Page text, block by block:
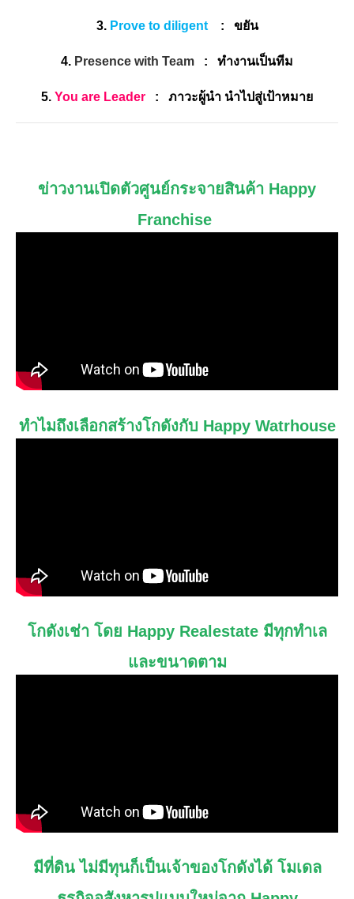
3. Prove to diligent : ขยัน
4. Presence with Team : ทำงานเป็นทีม
5. You are Leader : ภาวะผู้นำ นำไปสู่เป้าหมาย
ข่าวงานเปิดตัวศูนย์กระจายสินค้า Happy
Franchise
ทำไมถึงเลือกสร้างโกดังกับ Happy Watrhouse
โกดังเช่า โดย Happy Realestate มีทุกทำเล
และขนาดตาม
มีที่ดิน ไม่มีทุนก็เป็นเจ้าของโกดังได้ โมเดล